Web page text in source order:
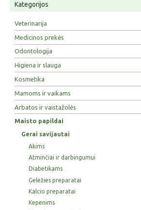
Kategorijos
Veterinarija
Medicinos prekės
Odontologija
Higiena ir slauga
Kosmetika
Mamoms ir vaikams
Arbatos ir vaistažolės
Maisto papildai
Gerai savijautai
Akims
Atminčiai ir darbingumui
Diabetikams
Geležies preparatai
Kalcio preparatai
Kepenims